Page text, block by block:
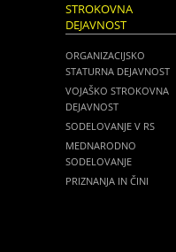
STROKOVNA
DEJAVNOST
ORGANIZACIJSKO
STATURNA DEJAVNOST
VOJAŠKO STROKOVNA
DEJAVNOST
SODELOVANJE V RS
MEDNARODNO
SODELOVANJE
PRIZNANJA IN ČINI